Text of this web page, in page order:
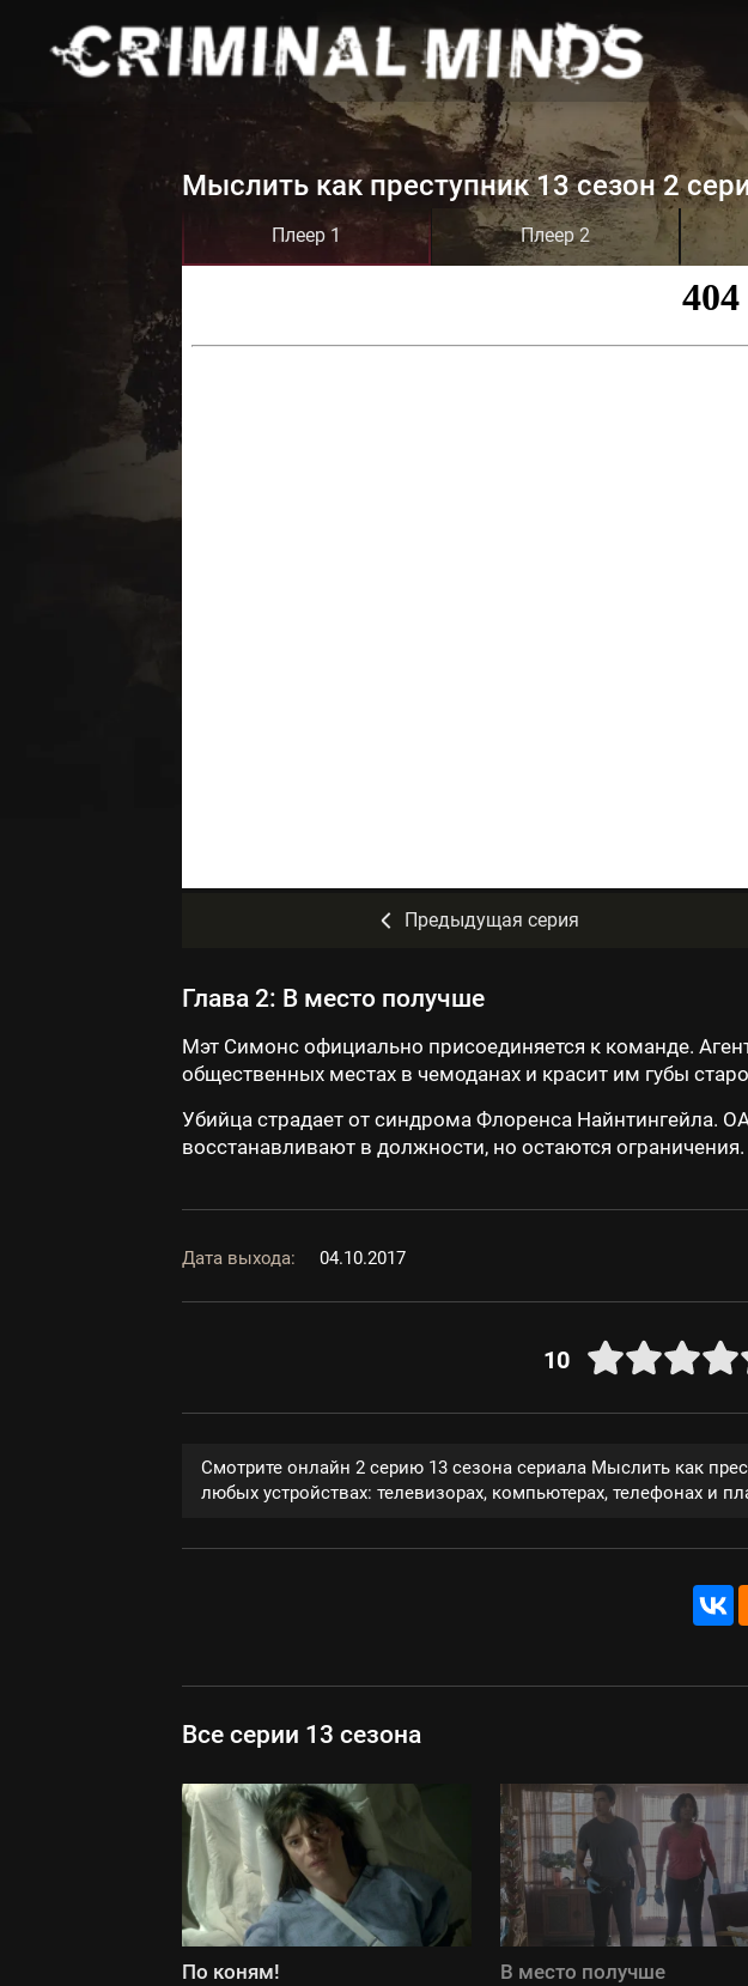
Мыслить как преступник 13 сезон 2
Плеер 1 Плеер 2
Предыдущая серия
Глава 2: В место получше
Мэт Симонс официально присоединяется к команде.
общественных местах в чемоданах и красит им губы
Убийца страдает от синдрома Флоренса Найнтингейла.
восстанавливают в должности, но остаются ограничения.
Дата выхода: 04.10.2017
10
Смотрите онлайн 2 серию 13 сезона сериала Мыслить как
любых устройствах: телевизорах, компьютерах, телефонах и
Все серии 13 сезона
По коням! В место получше